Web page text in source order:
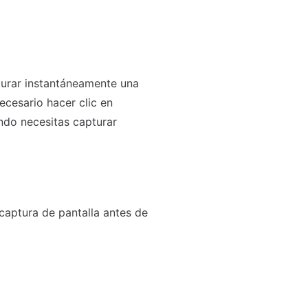
instantáneamente una
hacer clic en
necesitas capturar
de pantalla antes de